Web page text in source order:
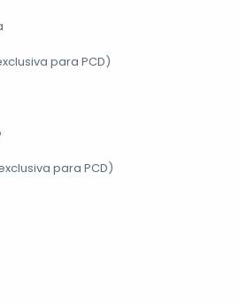
para PCD)
para PCD)